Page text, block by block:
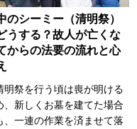
のシーミー（清明祭）
うする？故人が亡くな
からの法要の流れと心
明祭を行う頃は喪が明ける
、新しくお墓を建てた場合
、一連の作業を済ませて落